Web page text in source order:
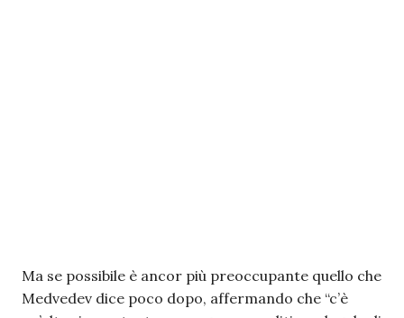
Ma se possibile è ancor più preoccupante quello che
Medvedev dice poco dopo, affermando che “c’è